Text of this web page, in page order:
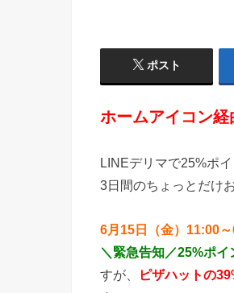
ポスト
ホームアイコン
LINEデリマで25%ポ
3日間のちょっとだけ
6月15日（金）11:00
＼緊急告知／25%ポ
すが、
ピザハットの